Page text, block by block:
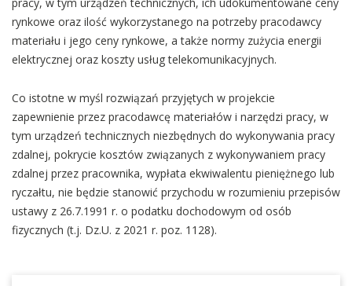
rynkowe oraz ilość wykorzystanego na potrzeby pracodawcy
materiału i jego ceny rynkowe, a także normy zużycia energii
elektrycznej oraz koszty usług telekomunikacyjnych.
Co istotne w myśl rozwiązań przyjętych w projekcie
zapewnienie przez pracodawcę materiałów i narzędzi pracy, w
tym urządzeń technicznych niezbędnych do wykonywania pracy
zdalnej, pokrycie kosztów związanych z wykonywaniem pracy
zdalnej przez pracownika, wypłata ekwiwalentu pieniężnego lub
ryczałtu, nie będzie stanowić przychodu w rozumieniu przepisów
ustawy z 26.7.1991 r. o podatku dochodowym od osób
fizycznych (t.j. Dz.U. z 2021 r. poz. 1128).